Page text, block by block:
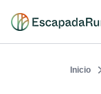
Inicio